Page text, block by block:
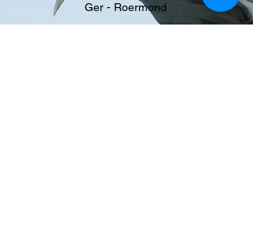
Ger - Roermond